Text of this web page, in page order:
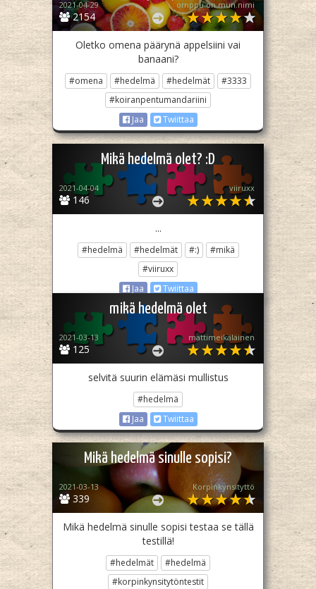
2154
2021-04-29 omppu.on.mun.nimi
Oletko omena päärynä appelsiini vai
banaani?
#omena #hedelmä #hedelmät
#3333
#koiranpentumandariini
Jaa
Twiittaa
Mikä hedelmä olet? :D
146
2021-04-04 viiruxx
...
#hedelmä #hedelmät #:)
#mikä
#viiruxx
Jaa
Twiittaa
mikä hedelmä olet
125
2021-03-13 mattimeikäläinen
selvitä suurin elämäsi mullistus
#hedelmä
Jaa
Twiittaa
Mikä hedelmä sinulle sopisi?
339
2021-03-13 Korpinkynsityttö
Mikä hedelmä sinulle sopisi testaa se tällä
testillä!
#hedelmät
#hedelmä
#korpinkynsitytöntestit